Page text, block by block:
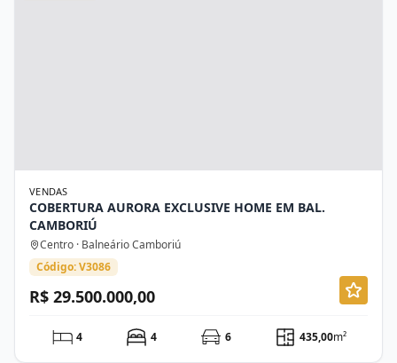
VENDAS
COBERTURA AURORA EXCLUSIVE HOME EM BAL.
CAMBORIÚ
Centro · Balneário Camboriú
Código: V3086
R$ 29.500.000,00
4 4 6 435,00m²